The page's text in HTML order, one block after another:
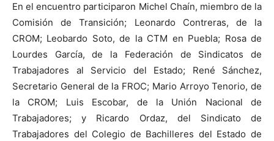
En el encuentro participaron Michel Chaín, miembro de la
Comisión de Transición; Leonardo Contreras, de la
CROM; Leobardo Soto, de la CTM en Puebla; Rosa de
Lourdes García, de la Federación de Sindicatos de
Trabajadores al Servicio del Estado; René Sánchez,
Secretario General de la FROC; Mario Arroyo Tenorio, de
la CROM; Luis Escobar, de la Unión Nacional de
Trabajadores; y Ricardo Ordaz, del Sindicato de
Trabajadores del Colegio de Bachilleres del Estado de